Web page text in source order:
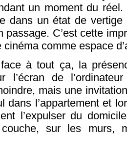
un moment du
dans un état de
passage. C’est cette
cinéma comme espace
à tout ça, la
l’écran de
mais une
dans l’appartement et
l’expulser du
sur les murs,